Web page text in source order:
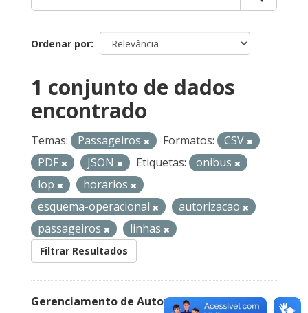
Ordenar por
1 conjunto de dados
encontrado
Temas: Passageiros Formatos:
CSV
PDF
JSON Etiquetas:
onibus
lop
horarios
esquema-operacional
autorizacao
passageiros
linhas
Filtrar Resultados
Gerenciamento de Autorizações